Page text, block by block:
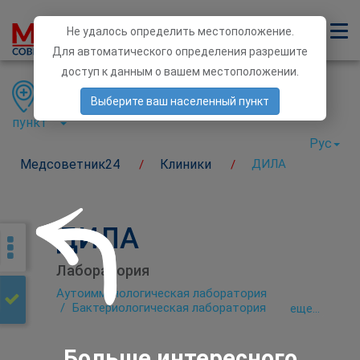
Медсоветник24 / Клиники / ДИЛА
Область Район
Населенный
пункт
Рус
ДИЛА
Лаборатория
Аутоиммунологическая лаборатория
Бактериологическая лаборатория
Генетическая диагностика
eще...
Не удалось определить местоположение.
Для автоматического определения разрешите
доступ к данным о вашем местоположении.
Выберите ваш населенный пункт